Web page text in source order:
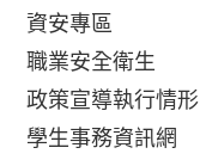
資安專區
職業安全衛生
政策宣導執行情形
學生事務資訊網